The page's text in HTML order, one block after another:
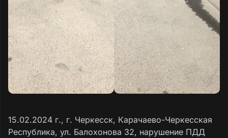
15.02.2024 г., г. Черкесск, Карачаево-Черкесская
Республика, ул. Балохонова 32, нарушение ПДД